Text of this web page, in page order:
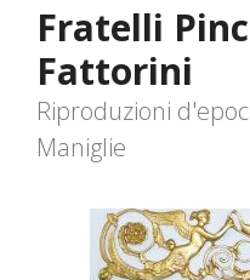
Fratelli
Fattorini
Riproduzioni
Maniglie